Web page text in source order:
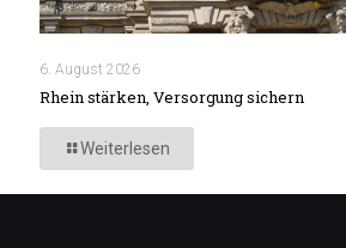
6. August 2026
Rhein stärken, Versorgung sichern
Weiterlesen